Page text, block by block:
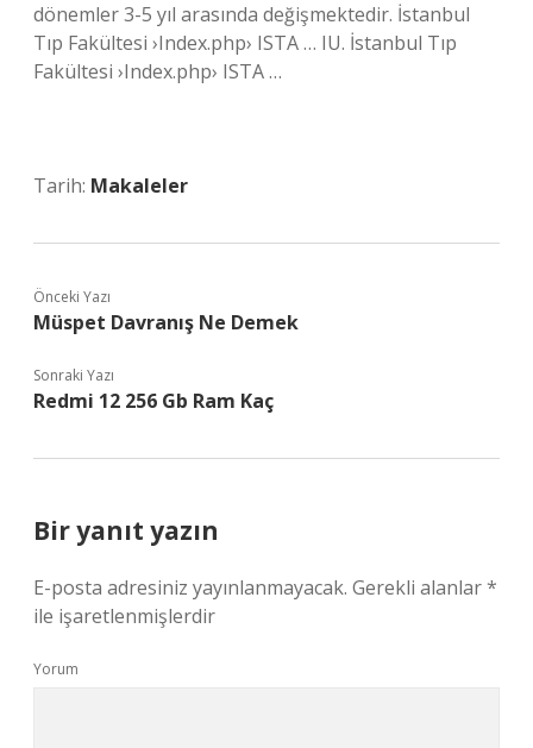
dönemler 3-5 yıl arasında değişmektedir. İstanbul
Tıp Fakültesi ›Index.php› ISTA … IU. İstanbul Tıp
Fakültesi ›Index.php› ISTA …
Tarih: Makaleler
Önceki Yazı
Müspet Davranış Ne Demek
Sonraki Yazı
Redmi 12 256 Gb Ram Kaç
Bir yanıt yazın
E-posta adresiniz yayınlanmayacak. Gerekli alanlar*
ile işaretlenmişlerdir
Yorum